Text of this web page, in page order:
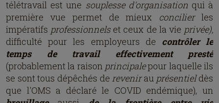
télétravail est une souplesse d'organisation qui à
première vue permet de mieux concilierles
impératifs professionnelset ceux de la vie privée),
difficulté pour les employeurs de contrôler le
temps de travail effectivement presté
(probablement la raison principalepour laquelle ils
se sont tous dépêchés de revenirau présentieldès
que l'OMS a déclaré le COVID endémique), un